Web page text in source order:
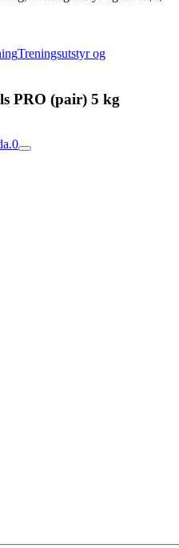
Treningsutstyr og
PRO (pair) 5 kg
0